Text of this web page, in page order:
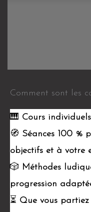
Comment sont les
🎹 Cours
🧭 Séances 100 %
objectifs et à votre
🎲 Méthodes
progression
⏳ Que vous